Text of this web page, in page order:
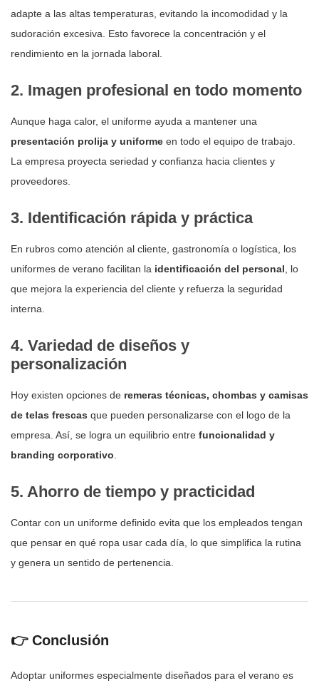
adapte a las altas temperaturas, evitando la incomodidad y la
sudoración excesiva. Esto favorece la concentración y el
rendimiento en la jornada laboral.
2. Imagen profesional en todo momento
Aunque haga calor, el uniforme ayuda a mantener una
presentación prolija y uniforme en todo el equipo de trabajo.
La empresa proyecta seriedad y confianza hacia clientes y
proveedores.
3. Identificación rápida y práctica
En rubros como atención al cliente, gastronomía o logística, los
uniformes de verano facilitan la identificación del personal , lo
que mejora la experiencia del cliente y refuerza la seguridad
interna.
4. Variedad de diseños y
personalización
Hoy existen opciones de remeras técnicas, chombas y camisas
de telas frescas que pueden personalizarse con el logo de la
empresa. Así, se logra un equilibrio entre funcionalidad y
branding corporativo
5. Ahorro de tiempo y practicidad
Contar con un uniforme definido evita que los empleados tengan
que pensar en qué ropa usar cada día, lo que simplifica la rutina
y genera un sentido de pertenencia.
👉 Conclusión
Adoptar uniformes especialmente diseñados para el verano es